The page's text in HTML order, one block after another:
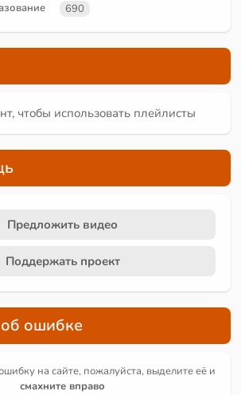
690
чтобы использовать плейлисты
Предложить видео
Поддержать проект
ошибке
на сайте, пожалуйста, выделите её и
смахните вправо